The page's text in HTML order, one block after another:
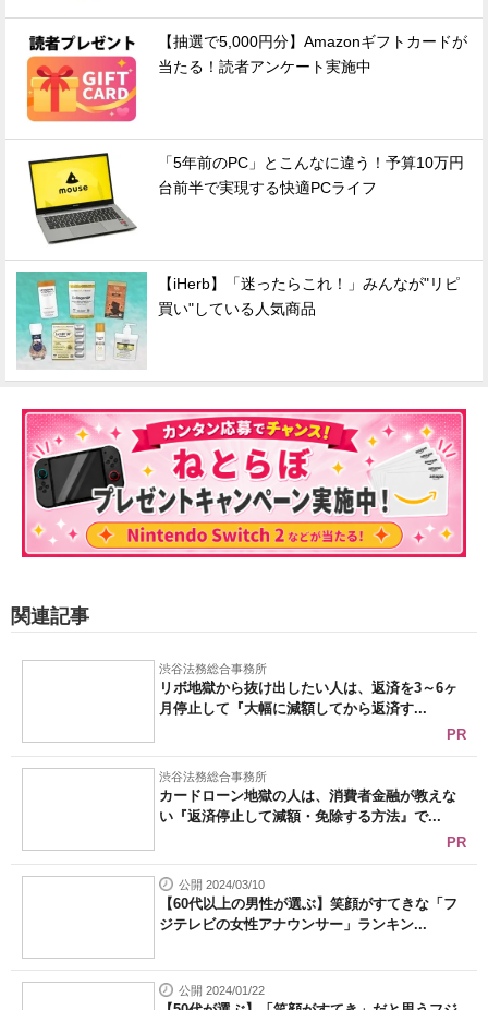
【抽選で5,000円分】Amazonギフトカードが
当たる！読者アンケート実施中
「5年前のPC」とこんなに違う！予算10万円
台前半で実現する快適PCライフ
【iHerb】「迷ったらこれ！」みんなが"リピ
買い"している人気商品
関連記事
渋谷法務総合事務所
リボ地獄から抜け出したい人は、返済を3～6ヶ
月停止して『大幅に減額してから返済す...
PR
渋谷法務総合事務所
カードローン地獄の人は、消費者金融が教えな
い『返済停止して減額・免除する方法』で...
PR
公開 2024/03/10
【60代以上の男性が選ぶ】笑顔がすてきな「フ
ジテレビの女性アナウンサー」ランキン...
公開 2024/01/22